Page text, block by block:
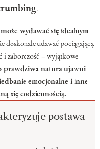
.
wydawać się idealnym
doskonale udawać pociągającą
i zaborczość –wyjątkowe
prawdziwa natura ujawni
emocjonalne i inne
się codziennością.
postawa